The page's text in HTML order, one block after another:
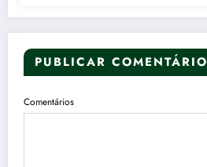
PUBLICAR COMENTÁRIO
Comentários